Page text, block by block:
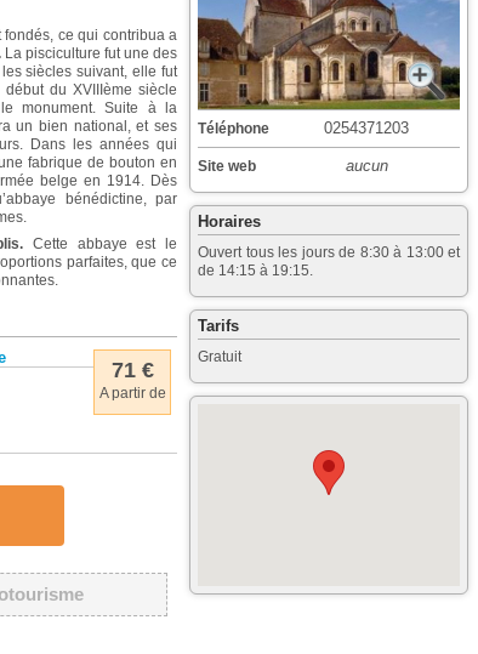
fondés, ce qui contribua a
La pisciculture fut une des
siècles suivant, elle fut
du XVIIIème siècle
monument. Suite à la
un bien national, et ses
Dans les années qui
fabrique de bouton en
belge en 1914. Dès
bénédictine, par
Cette abbaye est le
parfaites, que ce
71 €
A partir de
Téléphone 0254371203
Site web aucun
Horaires
Ouvert tous les jours de 8:30 à 13:00 et
de 14:15 à 19:15.
Tarifs
Gratuit